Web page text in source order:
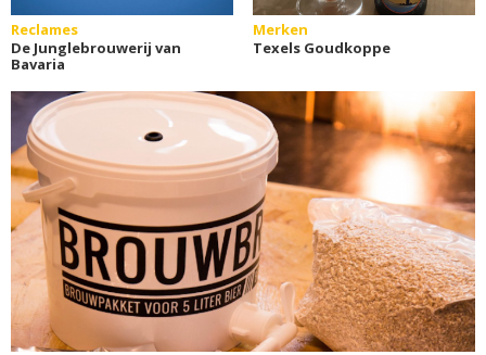
Reclames
De Junglebrouwerij van
Bavaria
Merken
Texels Goudkoppe